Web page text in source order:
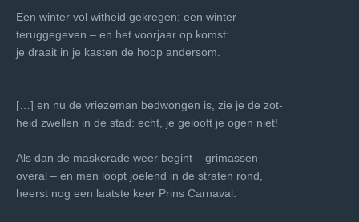
Een winter vol witheid gekregen; een winter
teruggegeven – en het voorjaar op komst:
je draait in je kasten de hoop andersom.
[…] en nu de vriezeman bedwongen is, zie je de zot-
heid zwellen in de stad: echt, je gelooft je ogen niet!
Als dan de maskerade weer begint – grimassen
overal – en men loopt joelend in de straten rond,
heerst nog een laatste keer Prins Carnaval.